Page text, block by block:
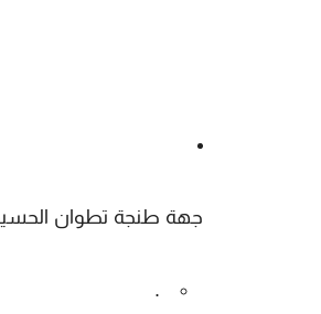
جهة طنجة تطوان
.